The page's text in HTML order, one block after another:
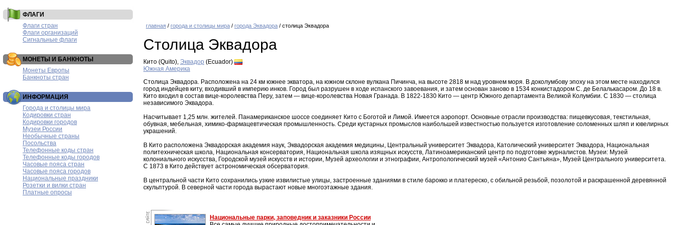
ФЛАГИ
Флаги стран
Флаги организаций
Сигнальные флаги
МОНЕТЫ И БАНКНОТЫ
Монеты Европы
Банкноты стран
ИНФОРМАЦИЯ
Города и столицы мира
Кодировки стран
Кодировки городов
Музеи России
Необычные страны
Посольства
Телефонные коды стран
Телефонные коды городов
Часовые пояса стран
Часовые пояса городов
Национальные праздники
Розетки и вилки стран
Платные опросы
главная / города и столицы мира / города Эквадора / столица Эквадора
Столица Эквадора
Кито (Quito), Эквадор (Ecuador)
Южная Америка
Столица Эквадора. Расположена на 24 км южнее экватора, на южном склоне вулкана Пичинча, на высоте 2818 м над уровнем моря. В доколумбову эпоху на этом месте находился
город индейцев киту, входивший в империю инков. Город был разрушен в ходе испанского завоевания, и затем основан заново в 1534 конкистадором С. де Белалькасаром. До 18 в.
Кито входил в состав вице-королевства Перу, затем — вице-королевства Новая Гранада. В 1822-1830 Кито — центр Южного департамента Великой Колумбии. С 1830 — столица
независимого Эквадора.
Насчитывает 1,25 млн. жителей. Панамериканское шоссе соединяет Кито с Боготой и Лимой. Имеется аэропорт. Основные отрасли производства: пищевкусовая, текстильная,
обувная, мебельная, химико-фармацевтическая промышленность. Среди кустарных промыслов наибольшей известностью пользуется изготовление соломенных шляп и ювелирных
украшений.
В Кито расположена Эквадорская академия наук, Эквадорская академия медицины, Центральный университет Эквадора, Католический университет Эквадора, Национальная
политехническая школа, Национальная консерватория, Национальная школа изящных искусств, Латиноамериканский центр по подготовке журналистов. Музеи: Музей
колониального искусства, Городской музей искусств и истории, Музей археологии и этнографии, Антропологический музей «Антонио Сантьяна», Музей Центрального университета.
С 1873 в Кито действует астрономическая обсерватория.
В центральной части Кито сохранились узкие извилистые улицы, застроенные зданиями в стиле барокко и платереско, с обильной резьбой, позолотой и раскрашенной деревянной
скульптурой. В северной части города вырастают новые многоэтажные здания.
Национальные парки, заповедник и заказники России